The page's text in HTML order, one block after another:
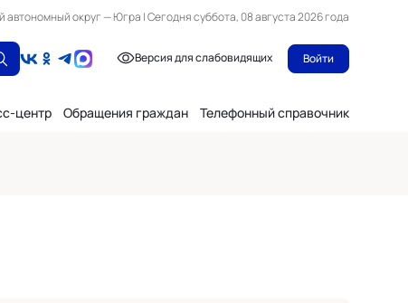
округ — Югра | Сегодня суббота, 08 августа 2026 года
Версия для слабовидящих Войти
центр Обращения граждан Телефонный справочник